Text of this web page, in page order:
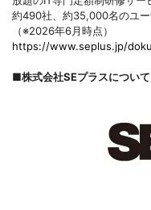
約490社、約35,000名のユー
（※2026年6月時点）
https://www.seplus.jp/
■株式会社SEプラスについて